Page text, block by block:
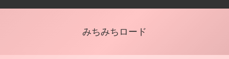
みちみちロード